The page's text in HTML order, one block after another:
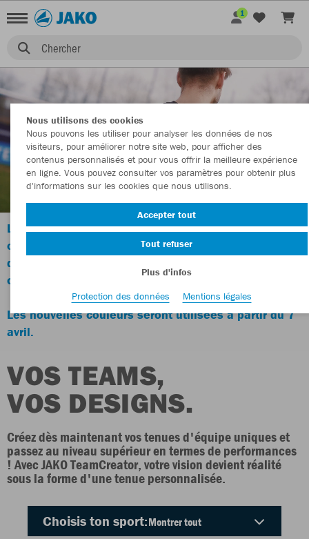
Chercher
1
Les formules de couleurs dans TeamCreator ont été
optimisées et sont
désormais encore mieux adaptées à nos articles de
catalogue.
Les nouvelles couleurs seront utilisées à partir du 7
avril.
VOS TEAMS,
VOS DESIGNS.
Créez dès maintenant vos tenues d'équipe uniques et
passez au niveau supérieur en termes de performances
! Avec JAKO TeamCreator, votre vision devient réalité
sous la forme d'une tenue personnalisée.
Choisis ton sport:
Nous utilisons des cookies
Nous pouvons les utiliser pour analyser les données de nos
visiteurs, pour améliorer notre site web, pour afficher des
contenus personnalisés et pour vous offrir la meilleure expérience
en ligne. Vous pouvez consulter vos paramètres pour obtenir plus
d'informations sur les cookies que nous utilisons.
Accepter tout
Tout refuser
Plus d'infos
Protection des données
Mentions légales